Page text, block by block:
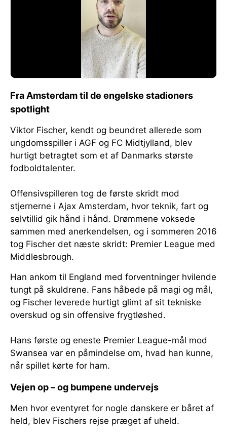
Fra Amsterdam til de engelske stadioners
spotlight
Viktor Fischer, kendt og beundret allerede som
ungdomsspiller i AGF og FC Midtjylland, blev
hurtigt betragtet som et af Danmarks største
fodboldtalenter.
Offensivspilleren tog de første skridt mod
stjernerne i Ajax Amsterdam, hvor teknik, fart og
selvtillid gik hånd i hånd. Drømmene voksede
sammen med anerkendelsen, og i sommeren 2016
tog Fischer det næste skridt: Premier League med
Middlesbrough.
Han ankom til England med forventninger hvilende
tungt på skuldrene. Fans håbede på magi og mål,
og Fischer leverede hurtigt glimt af sit tekniske
overskud og sin offensive frygtløshed.
Hans første og eneste Premier League-mål mod
Swansea var en påmindelse om, hvad han kunne,
når spillet kørte for ham.
Vejen op – og bumpene undervejs
Men hvor eventyret for nogle danskere er båret af
held, blev Fischers rejse præget af uheld.